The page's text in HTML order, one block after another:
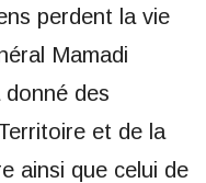
perdent la vie
Mamadi
donné des
et de la
ainsi que celui de